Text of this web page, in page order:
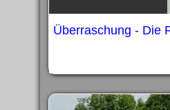
Überraschung - Die